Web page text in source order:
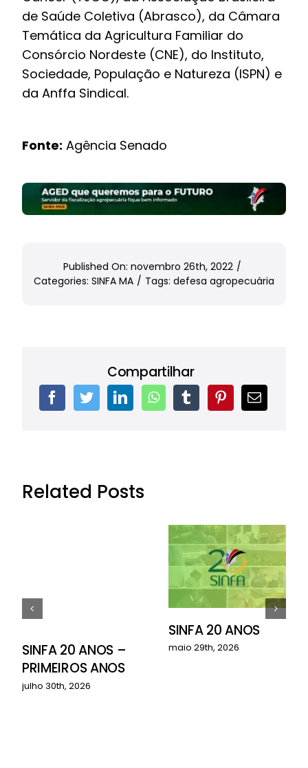
de Saúde Coletiva (Abrasco), da Câmara
Temática da Agricultura Familiar do
Consórcio Nordeste (CNE), do Instituto,
Sociedade, População e Natureza (ISPN) e
da Anffa Sindical.
Fonte: Agência Senado
Published On: novembro 26th, 2022 /
Categories: SINFA MA / Tags: defesa agropecuária
Compartilhar
Related Posts
SINFA 20 ANOS –
PRIMEIROS ANOS
julho 30th, 2026
SINFA 20 ANOS
maio 29th, 2026